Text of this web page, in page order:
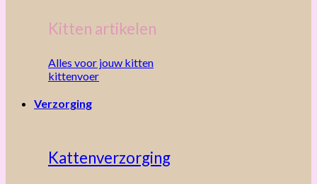
Kitten artikelen
Alles voor jouw kitten
kittenvoer
Verzorging
Kattenverzorging